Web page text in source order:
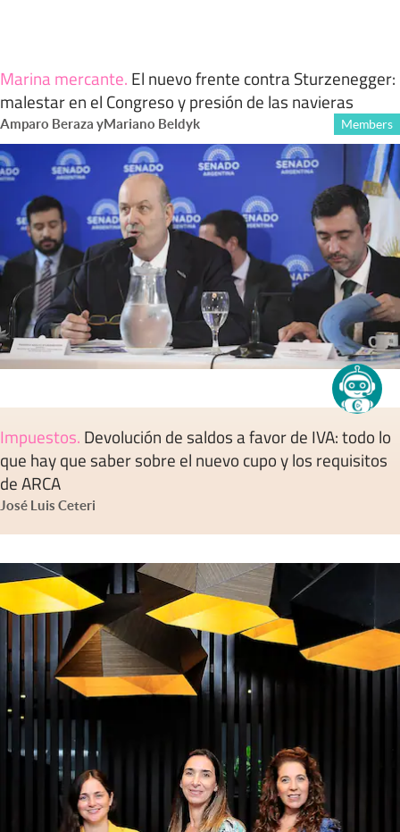
Marina mercante. El nuevo frente contra Sturzenegger:
malestar en el Congreso y presión de las navieras
Amparo Beraza yMariano Beldyk Members
Impuestos. Devolución de saldos a favor de IVA: todo lo
que hay que saber sobre el nuevo cupo y los requisitos
de ARCA
José Luis Ceteri